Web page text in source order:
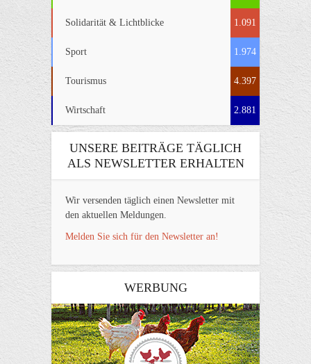
Solidarität & Lichtblicke 1.091
Sport 1.974
Tourismus 4.397
Wirtschaft 2.881
UNSERE BEITRÄGE TÄGLICH
ALS NEWSLETTER ERHALTEN
Wir versenden täglich einen Newsletter mit
den aktuellen Meldungen.
Melden Sie sich für den Newsletter an!
WERBUNG